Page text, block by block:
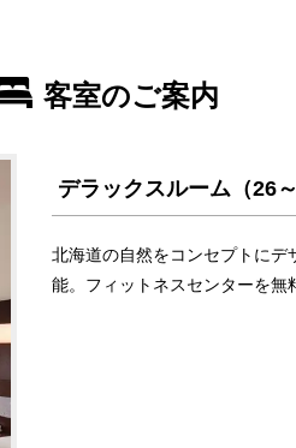
客室のご案内
デラックスルーム（26～
北海道の自然をコンセプトに
能。フィットネスセンターを無